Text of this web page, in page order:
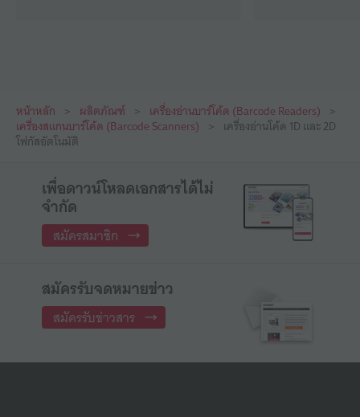
หน้าหลัก ผลิตภัณฑ์ เครื่องอ่านบาร์โค้ด (Barcode Readers)
เครื่องสแกนบาร์โค้ด (Barcode Scanners) เครื่องอ่านโค้ด 1D และ 2D
โฟกัสอัตโนมัติ
เพื่อดาวน์โหลดเอกสารได้ไม่
จำกัด
สมัครสมาชิก
สมัครรับจดหมายข่าว
สมัครรับข่าวสาร